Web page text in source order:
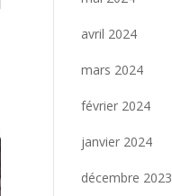
avril 2024
mars 2024
février 2024
janvier 2024
décembre 2023